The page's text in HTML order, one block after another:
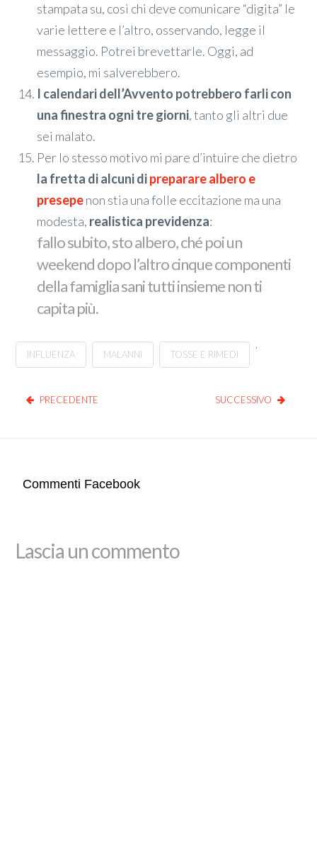
stampata su, così chi deve comunicare “digita” le
varie lettere e l’altro, osservando, legge il
messaggio. Potrei brevettarle. Oggi, ad
esempio, mi salverebbero.
I calendari dell’Avvento potrebbero farli con
una finestra ogni tre giorni, tanto gli altri due
sei malato.
Per lo stesso motivo mi pare d’intuire che dietro
la fretta di alcuni dipreparare albero e
presepenon stia una folle eccitazione ma una
modesta, realistica previdenza:
fallo subito, sto albero, ché poi un
weekend dopo l’altro cinque componenti
della famiglia sani tutti insieme non ti
capita più.
INFLUENZA MALANNI TOSSE E RIMEDI
PRECEDENTE SUCCESSIVO
Commenti Facebook
Lascia un commento